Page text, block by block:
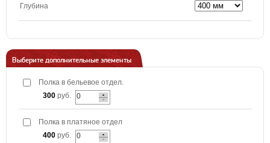
Глубина
Выберите дополнительные элементы
Полка в бельевое отдел.
300 руб.
Полка в платяное отдел
400 руб.